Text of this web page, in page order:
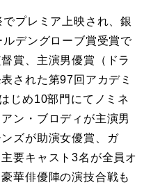
プレミア上映され、銀
デングローブ賞受賞で
賞、主演男優賞（ドラ
された第97回アカデミ
じめ10部門にてノミネ
ン・ブロディが主演男
ズが助演女優賞、ガ
要キャスト3名が全員オ
華俳優陣の演技合戦も